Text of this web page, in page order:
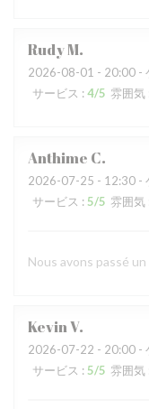
RudyM
2026-08-01 - 20:00 -
サービス : 4/5 雰囲気
Anthime C
2026-07-25 - 12:30 -
サービス : 5/5 雰囲気
Nous avons passé
KevinV
2026-07-22 - 20:00 -
サービス : 5/5 雰囲気